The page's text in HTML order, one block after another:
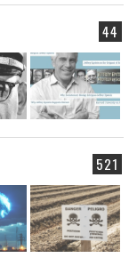
44
521